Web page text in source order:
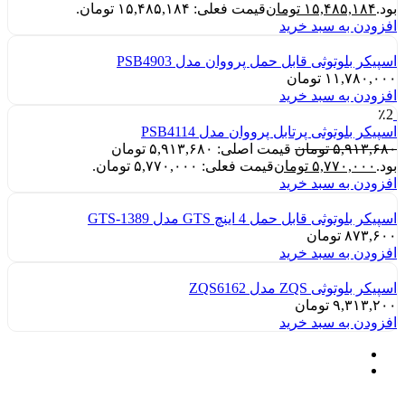
بود.۱۵,۴۸۵,۱۸۴ تومانقیمت فعلی: ۱۵,۴۸۵,۱۸۴ تومان.
افزودن به سبد خرید
اسپیکر بلوتوثی قابل حمل پرووان مدل PSB4903
۱۱,۷۸۰,۰۰۰ تومان
افزودن به سبد خرید
٪2
اسپیکر بلوتوثی پرتابل پرووان مدل PSB4114
۵,۹۱۳,۶۸۰ تومان
قیمت اصلی: ۵,۹۱۳,۶۸۰ تومان
بود. ۵,۷۷۰,۰۰۰ تومانقیمت فعلی: ۵,۷۷۰,۰۰۰ تومان.
افزودن به سبد خرید
اسپیکر بلوتوثی قابل حمل 4 اینچ GTS مدل GTS-1389
۸۷۳,۶۰۰ تومان
افزودن به سبد خرید
اسپیکر بلوتوثی ZQS مدل ZQS6162
۹,۳۱۳,۲۰۰ تومان
افزودن به سبد خرید